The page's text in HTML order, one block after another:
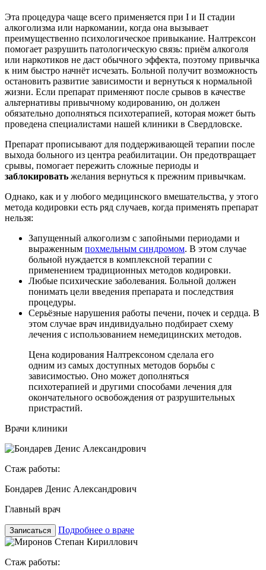
Эта процедура чаще всего применяется при I и II стадии
алкоголизма или наркомании, когда она вызывает
преимущественно психологическое привыкание. Налтрексон
помогает разрушить патологическую связь: приём алкоголя
или наркотиков не даст обычного эффекта, поэтому привычка
к ним быстро начнёт исчезать. Больной получит возможность
остановить развитие зависимости и вернуться к нормальной
жизни. Если препарат применяют после срывов в качестве
альтернативы привычному кодированию, он должен
обязательно дополняться психотерапией, которая может быть
проведена специалистами нашей клиники в Свердловске.
Препарат прописывают для поддерживающей терапии после
выхода больного из центра реабилитации. Он предотвращает
срывы, помогает пережить сложные периоды и
заблокировать желания вернуться к прежним привычкам.
Однако, как и у любого медицинского вмешательства, у этого
метода кодировки есть ряд случаев, когда применять препарат
нельзя:
Запущенный алкоголизм с запойными периодами и
выраженным похмельным синдромом. В этом случае
больной нуждается в комплексной терапии с
применением традиционных методов кодировки.
Любые психические заболевания. Больной должен
понимать цели введения препарата и последствия
процедуры.
Серьёзные нарушения работы печени, почек и сердца. В
этом случае врач индивидуально подбирает схему
лечения с использованием немедицинских методов.
Цена кодирования Налтрексоном сделала его
одним из самых доступных методов борьбы с
зависимостью. Оно может дополняться
психотерапией и другими способами лечения для
окончательного освобождения от разрушительных
пристрастий.
Врачи клиники
Стаж работы:
Бондарев Денис Александрович
Главный врач
Записаться Подробнее о враче
Стаж работы: